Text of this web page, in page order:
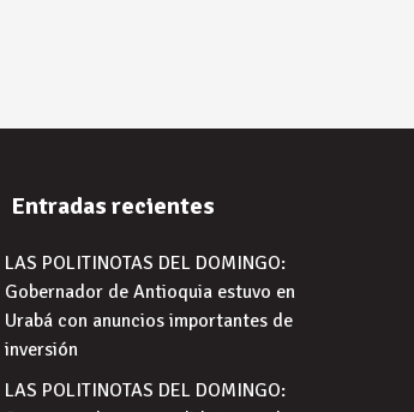
Entradas recientes
LAS POLITINOTAS DEL DOMINGO:
Gobernador de Antioquia estuvo en
Urabá con anuncios importantes de
inversión
LAS POLITINOTAS DEL DOMINGO: